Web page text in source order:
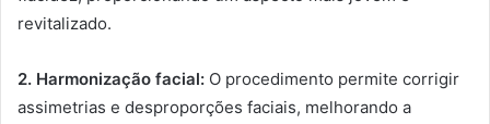
revitalizado.
2. Harmonização facial: O procedimento permite corrigir
assimetrias e desproporções faciais, melhorando a